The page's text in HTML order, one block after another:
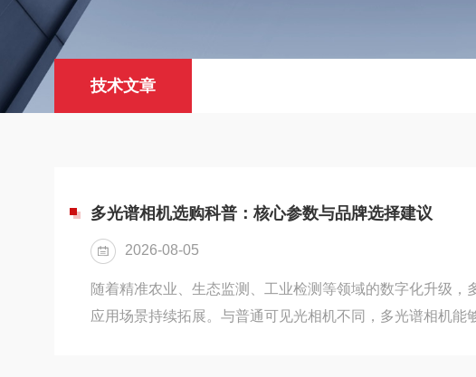
技术文章
多光谱相机选购科普：核心参数与品牌选择建议
2026-08-05
随着精准农业、生态监测、工业检测等领域的数字化升级，
应用场景持续拓展。与普通可见光相机不同，多光谱相机能